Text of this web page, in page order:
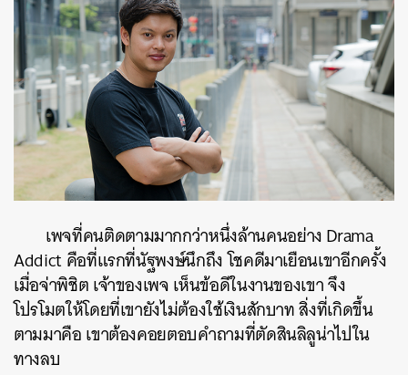
เพจที่คนติดตามมากกว่าหนึ่งล้านคนอย่าง Drama
Addict คือที่แรกที่นัฐพงษ์นึกถึง โชคดีมาเยือนเขาอีกครั้ง
เมื่อจ่าพิชิต เจ้าของเพจ เห็นข้อดีในงานของเขา จึง
โปรโมตให้โดยที่เขายังไม่ต้องใช้เงินสักบาท สิ่งที่เกิดขึ้น
ตามมาคือ เขาต้องคอยตอบคำถามที่ตัดสินลิลูน่าไปใน
ทางลบ